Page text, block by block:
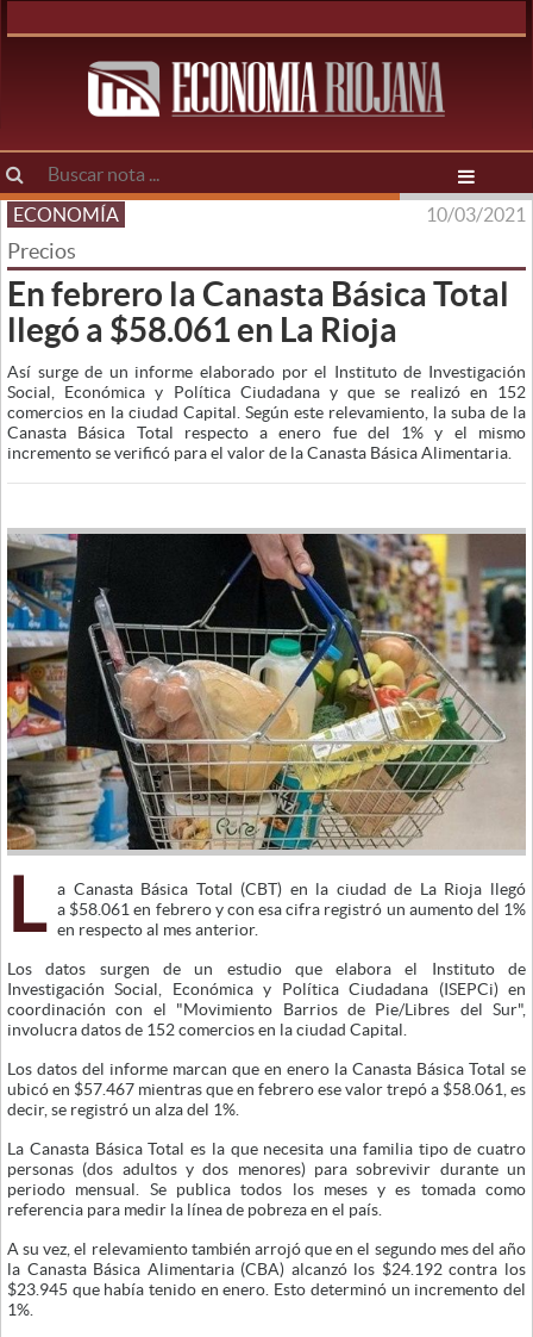
ECONOMÍA 10/03/2021
Precios
En febrero la Canasta Básica Total
llegó a $58.061 en La Rioja
Así surge de un informe elaborado por el Instituto de Investigación
Social, Económica y Política Ciudadana y que se realizó en 152
comercios en la ciudad Capital. Según este relevamiento, la suba de la
Canasta Básica Total respecto a enero fue del 1% y el mismo
incremento se verificó para el valor de la Canasta Básica Alimentaria.
L
a Canasta Básica Total (CBT) en la ciudad de La Rioja llegó
a $58.061 en febrero y con esa cifra registró un aumento del 1%
en respecto al mes anterior.
Los datos surgen de un estudio que elabora el Instituto de
Investigación Social, Económica y Política Ciudadana (ISEPCi) en
coordinación con el "Movimiento Barrios de Pie/Libres del Sur",
involucra datos de 152 comercios en la ciudad Capital.
Los datos del informe marcan que en enero la Canasta Básica Total se
ubicó en $57.467 mientras que en febrero ese valor trepó a $58.061, es
decir, se registró un alza del 1%.
La Canasta Básica Total es la que necesita una familia tipo de cuatro
personas (dos adultos y dos menores) para sobrevivir durante un
periodo mensual. Se publica todos los meses y es tomada como
referencia para medir la línea de pobreza en el país.
A su vez, el relevamiento también arrojó que en el segundo mes del año
la Canasta Básica Alimentaria (CBA) alcanzó los $24.192 contra los
$23.945 que había tenido en enero. Esto determinó un incremento del
1%.